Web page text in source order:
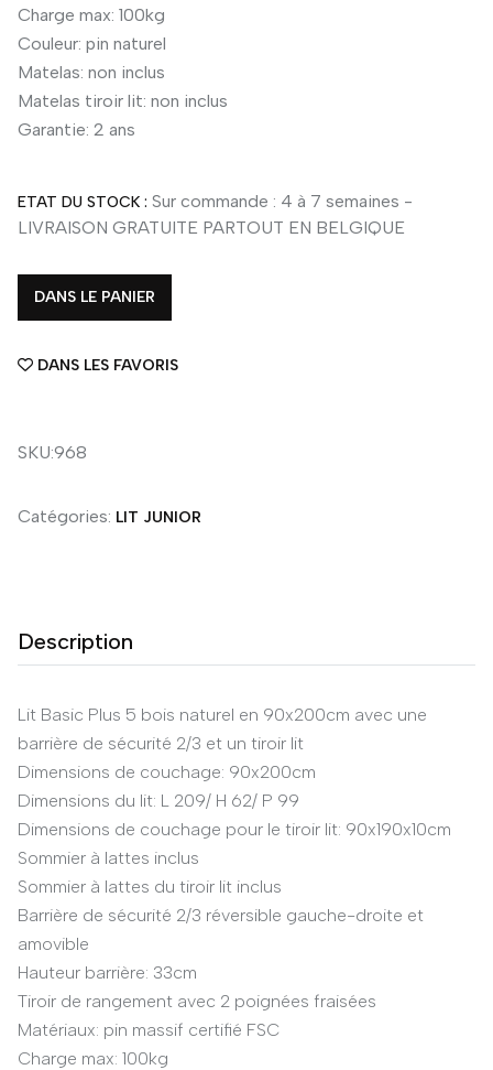
Charge max: 100kg
Couleur: pin naturel
Matelas: non inclus
Matelas tiroir lit: non inclus
Garantie: 2 ans
ETAT DU STOCK : Sur commande : 4 à 7 semaines -
LIVRAISON GRATUITE PARTOUT EN BELGIQUE
DANS LE PANIER
DANS LES FAVORIS
SKU:968
Catégories: LIT JUNIOR
Description
Lit Basic Plus 5 bois naturel en 90x200cm avec une
barrière de sécurité 2/3 et un tiroir lit
Dimensions de couchage: 90x200cm
Dimensions du lit: L 209/ H 62/ P 99
Dimensions de couchage pour le tiroir lit: 90x190x10cm
Sommier à lattes inclus
Sommier à lattes du tiroir lit inclus
Barrière de sécurité 2/3 réversible gauche-droite et
amovible
Hauteur barrière: 33cm
Tiroir de rangement avec 2 poignées fraisées
Matériaux: pin massif certifié FSC
Charge max: 100kg